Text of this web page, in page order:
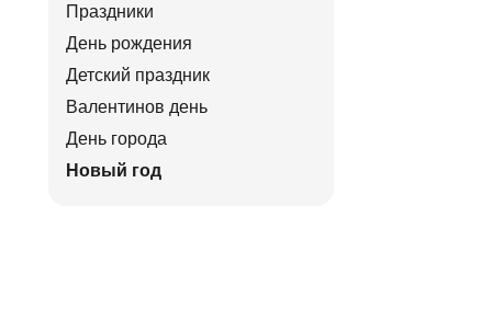
Праздники
День рождения
Детский праздник
Валентинов день
День города
Новый год